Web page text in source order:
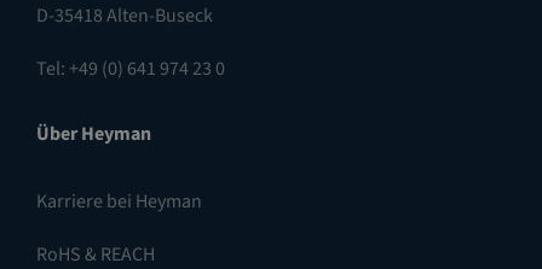
D-35418 Alten-Buseck
Tel: +49 (0) 641 974 23 0
Über Heyman
Karriere bei Heyman
RoHS & REACH